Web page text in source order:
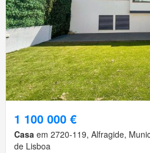
1 100 000 €
Casa em 2720-119, Alfragide,
de Lisboa